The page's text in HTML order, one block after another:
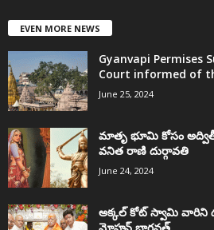
EVEN MORE NEWS
Gyanvapi Permises
Court informed of
June 25, 2024
మాతృ భూమి కోసం
వనిత రాణి దుర్గావతి
June 24, 2024
అక్కల్‌ కోట్‌ స్వామి వారిని